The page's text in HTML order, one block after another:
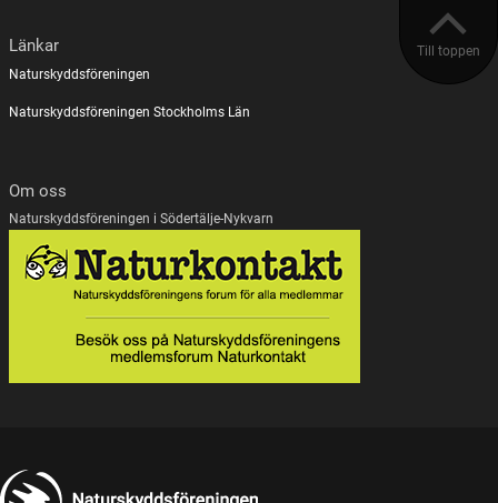
Till toppen
Länkar
Naturskyddsföreningen
Naturskyddsföreningen Stockholms Län
Om oss
Naturskyddsföreningen i Södertälje-Nykvarn